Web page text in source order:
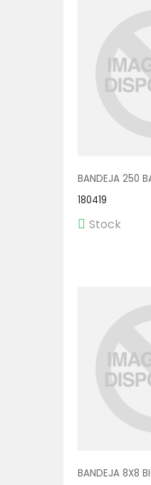
BANDEJA 250
180419
Stock
BANDEJA 8X8